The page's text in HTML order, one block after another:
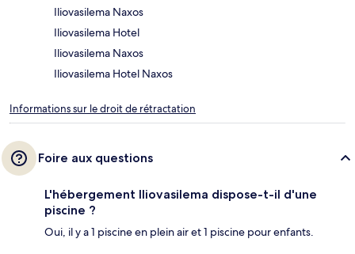
Iliovasilema Naxos
Iliovasilema Hotel
Iliovasilema Naxos
Iliovasilema Hotel Naxos
Informations sur le droit de rétractation
Foire aux questions
L'hébergement Iliovasilema dispose-t-il d'une
piscine ?
Oui, il y a 1 piscine en plein air et 1 piscine pour enfants.